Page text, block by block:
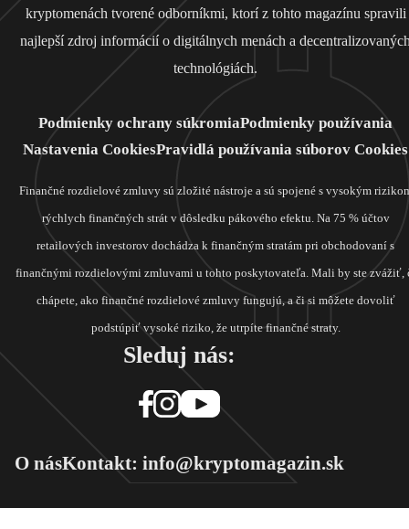
kryptomenách tvorené odborníkmi, ktorí z tohto magazínu spravili
najlepší zdroj informácií o digitálnych menách a
technológiách.
Podmienky ochrany súkromiaPodmienky používania
Nastavenia CookiesPravidlá používania súborov Cookies
Finančné rozdielové zmluvy sú zložité nástroje a sú spojené s vysokým
rýchlych finančných strát v dôsledku pákového efektu. Na 75 % účtov
retailových investorov dochádza k finančným stratám pri obchodovaní s
finančnými rozdielovými zmluvami u tohto poskytovateľa. Mali by ste zvážiť,
chápete, ako finančné rozdielové zmluvy fungujú, a či si môžete dovoliť
podstúpiť vysoké riziko, že utrpíte finančné straty.
Sleduj nás:
O násKontakt: info@kryptomagazin.sk